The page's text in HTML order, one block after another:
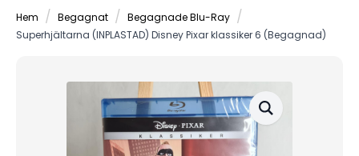
Hem Begagnat
Begagnade Blu-Ray
Superhjältarna (INPLASTAD) Disney Pixar klassiker 6 (Begagnad)